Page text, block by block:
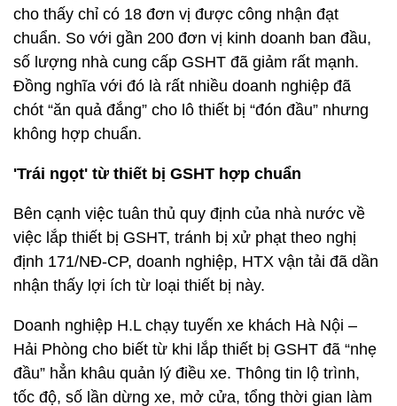
cho thấy chỉ có 18 đơn vị được công nhận đạt
chuẩn. So với gần 200 đơn vị kinh doanh ban đầu,
số lượng nhà cung cấp GSHT đã giảm rất mạnh.
Đồng nghĩa với đó là rất nhiều doanh nghiệp đã
chót “ăn quả đắng” cho lô thiết bị “đón đầu” nhưng
không hợp chuẩn.
'Trái ngọt' từ thiết bị GSHT hợp chuẩn
Bên cạnh việc tuân thủ quy định của nhà nước về
việc lắp thiết bị GSHT, tránh bị xử phạt theo nghị
định 171/NĐ-CP, doanh nghiệp, HTX vận tải đã dần
nhận thấy lợi ích từ loại thiết bị này.
Doanh nghiệp H.L chạy tuyến xe khách Hà Nội –
Hải Phòng cho biết từ khi lắp thiết bị GSHT đã “nhẹ
đầu” hẳn khâu quản lý điều xe. Thông tin lộ trình,
tốc độ, số lần dừng xe, mở cửa, tổng thời gian làm